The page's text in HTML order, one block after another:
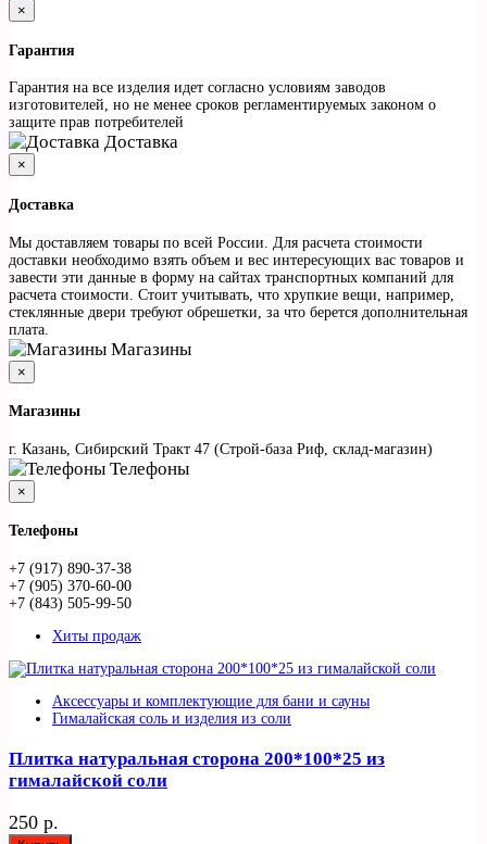
×
Гарантия
Гарантия на все изделия идет согласно условиям заводов
изготовителей, но не менее сроков регламентируемых законом о
защите прав потребителей
Доставка
×
Доставка
Мы доставляем товары по всей России. Для расчета стоимости
доставки необходимо взять объем и вес интересующих вас товаров и
завести эти данные в форму на сайтах транспортных компаний для
расчета стоимости. Стоит учитывать, что хрупкие вещи, например,
стеклянные двери требуют обрешетки, за что берется дополнительная
плата.
Магазины
×
Магазины
г. Казань, Сибирский Тракт 47 (Строй-база Риф, склад-магазин)
Телефоны
×
Телефоны
+7 (917) 890-37-38
+7 (905) 370-60-00
+7 (843) 505-99-50
Хиты продаж
Аксессуары и комплектующие для бани и сауны
Гималайская соль и изделия из соли
Плитка натуральная сторона 200*100*25 из
гималайской соли
250 р.